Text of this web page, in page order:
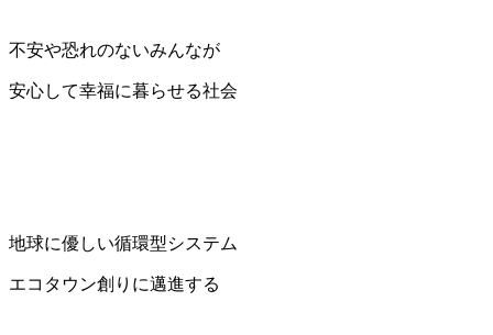
不安や恐れのないみんなが
安心して幸福に暮らせる社会
地球に優しい循環型システム
エコタウン創りに邁進する